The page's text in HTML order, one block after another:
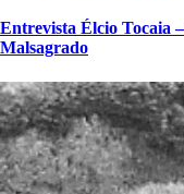
Entrevista Élcio Tocaia
Malsagrado